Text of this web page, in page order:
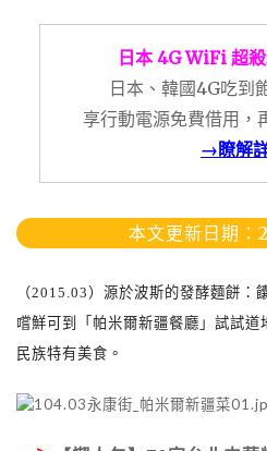
日本 4G WiFi 超
日本、韓國4G吃到
享行動電源免費借用，
→瞭解
本文更新日期
（2015.03 ）源於波斯的發酵麵餅：
嚐鮮可到「帕米爾新疆餐廳」試試道
民族特有美食。